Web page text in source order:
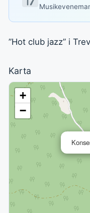
”Hot club jazz” i
Karta
+
−